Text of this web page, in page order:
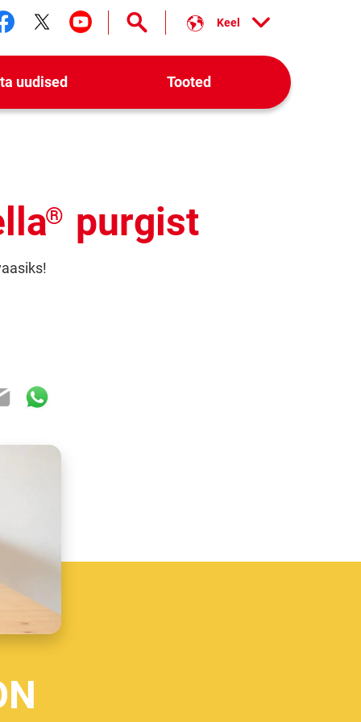
meid facebook
Jälgi meid twitter
Jälgi meid youtube
Keel
uudised Tooted
® purgist
WhatsApp